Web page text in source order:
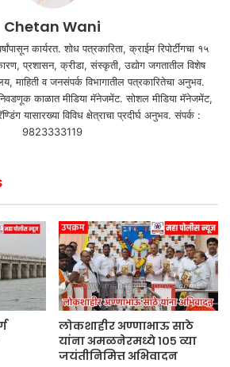
Chetan Wani
कार्यरत. शोध पत्रकारिता, क्राईम रिपोर्टींगचा १५
प्रशासन, क्रीडा, संस्कृती, उद्योग जगतातील विशेष
माहिती व जनसंपर्क विभागातील पत्रकारितेचा अनुभव.
काळात मीडिया मॅनेजमेंट. सोशल मीडिया मॅनेजमेंट,
यासारख्या विविध क्षेत्राचा प्रदीर्घ अनुभव. संपर्क :
9823333119
लोकशाहीर अण्णाभाऊ साठे
यांना अमळनेरमध्ये १०५ व्या
जयंतीनिमित्त अभिवादन